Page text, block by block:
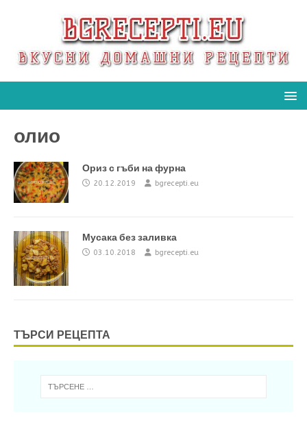
олио
Ориз с гъби на фурна
20.12.2019 bgrecepti.eu
Мусака без заливка
03.10.2018 bgrecepti.eu
ТЪРСИ РЕЦЕПТА